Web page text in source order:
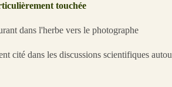
touchée
cité dans les discussions scientifiques